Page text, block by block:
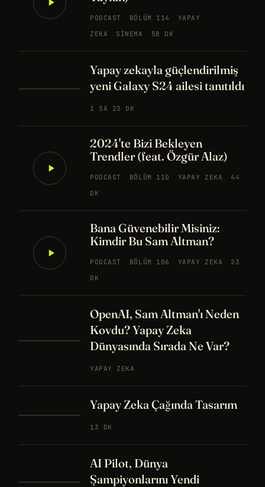
PODCAST BÖLÜM 114
YAPAY
ZEKA
SINEMA 58 DK
Yapay zekayla güçlendirilmiş
yeni Galaxy S24 ailesi tanıtıldı
1 SA 23 DK
2024'te Bizi Bekleyen
Trendler (feat. Özgür Alaz)
PODCAST BÖLÜM 110 YAPAY ZEKA
44
DK
Bana Güvenebilir Misiniz:
Kimdir Bu Sam Altman?
PODCAST BÖLÜM 106 YAPAY ZEKA
23
DK
OpenAI, Sam Altman'ı Neden
Kovdu? Yapay Zeka
Dünyasında Sırada Ne Var?
YAPAY ZEKA
Yapay Zeka Çağında Tasarım
13 DK
AI Pilot, Dünya
Şampiyonlarını Yendi